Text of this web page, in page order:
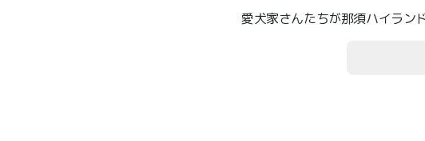
愛犬家さんたちが那須ハイラン